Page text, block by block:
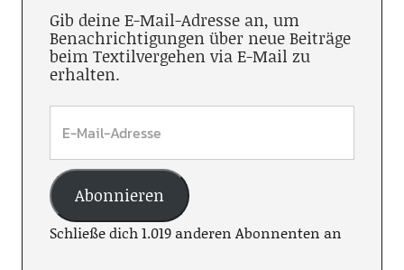
Gib deine E-Mail-Adresse an, um
Benachrichtigungen über neue Beiträge
beim Textilvergehen via E-Mail zu
erhalten.
Abonnieren
Schließe dich 1.019 anderen Abonnenten an